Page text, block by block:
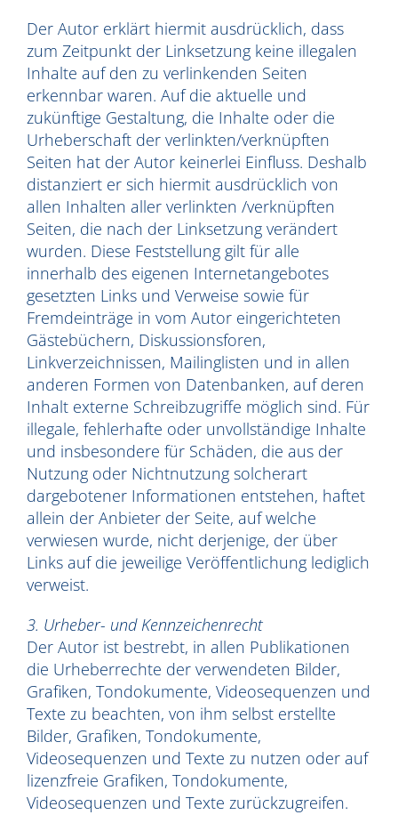
Der Autor erklärt hiermit ausdrücklich, dass
zum Zeitpunkt der Linksetzung keine illegalen
Inhalte auf den zu verlinkenden Seiten
erkennbar waren. Auf die aktuelle und
zukünftige Gestaltung, die Inhalte oder die
Urheberschaft der verlinkten/verknüpften
Seiten hat der Autor keinerlei Einfluss. Deshalb
distanziert er sich hiermit ausdrücklich von
allen Inhalten aller verlinkten /verknüpften
Seiten, die nach der Linksetzung verändert
wurden. Diese Feststellung gilt für alle
innerhalb des eigenen Internetangebotes
gesetzten Links und Verweise sowie für
Fremdeinträge in vom Autor eingerichteten
Gästebüchern, Diskussionsforen,
Linkverzeichnissen, Mailinglisten und in allen
anderen Formen von Datenbanken, auf deren
Inhalt externe Schreibzugriffe möglich sind. Für
illegale, fehlerhafte oder unvollständige Inhalte
und insbesondere für Schäden, die aus der
Nutzung oder Nichtnutzung solcherart
dargebotener Informationen entstehen, haftet
allein der Anbieter der Seite, auf welche
verwiesen wurde, nicht derjenige, der über
Links auf die jeweilige Veröffentlichung lediglich
verweist.
3. Urheber- und Kennzeichenrecht
Der Autor ist bestrebt, in allen Publikationen
die Urheberrechte der verwendeten Bilder,
Grafiken, Tondokumente, Videosequenzen und
Texte zu beachten, von ihm selbst erstellte
Bilder, Grafiken, Tondokumente,
Videosequenzen und Texte zu nutzen oder auf
lizenzfreie Grafiken, Tondokumente,
Videosequenzen und Texte zurückzugreifen.